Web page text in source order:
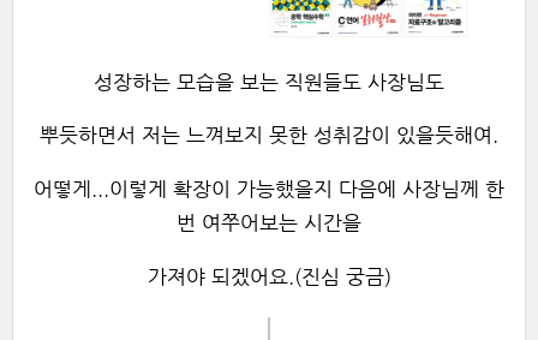
성장하는 모습을 보는 직원들도 사장님도
뿌듯하면서 저는 느껴보지 못한 성취감이 있을듯해여.
어떻게...이렇게 확장이 가능했을지 다음에 사장님께 한
번 여쭈어보는 시간을
가져야 되겠어요.(진심 궁금)